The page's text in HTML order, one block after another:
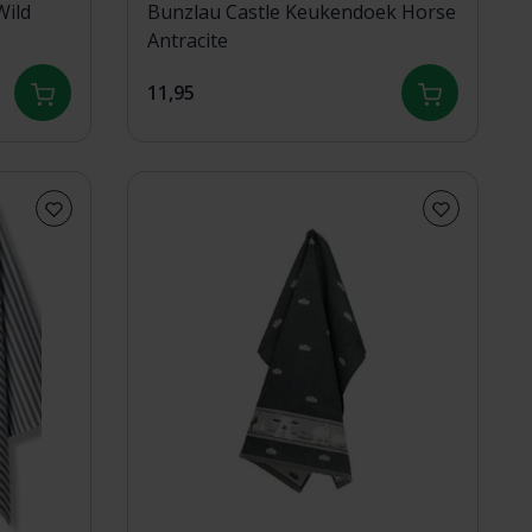
Bunzlau Castle Keukendoek Horse
Antracite
11,95